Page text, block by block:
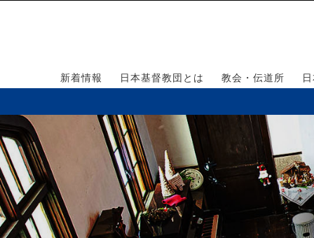
新着情報 日本基督教団とは 教会・伝道所